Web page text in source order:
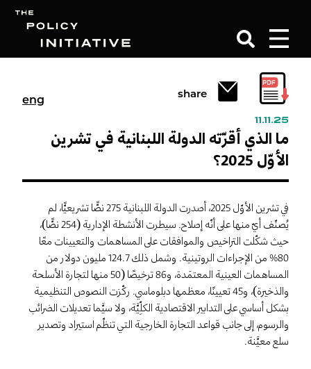
eng
share
11.11.25
ما الذي أقرّته الدولة اللبنانية في تشرين
الأوّل 2025؟
في تشرين الأوّل 2025، أصدرت الدولة اللبنانية 275 نصًّا تشريعيًّا، لم
يُصنّف أيّ منها على أنّه إصلاح. سيطرت الأنشطة الإدارية (254 نصًّا)،
حيث شكّلت التراخيص والموافقات على المساهمات والتعيينات معًا
80% من الإجراءات الروتينية. وشمل ذلك 124.7 مليون دولار من
المساهمات العينية المعتمَدة، و86 ترخيصًا (50 منها لتجارة الأسلحة
والذخيرة)، و45 تعيينًا، معظمها دبلوماسي. ركّزت النصوص التنظيمية
بشكل أساسي على التدابير الاقتصادية الكلِّيَّة، ولا سيَّما تعديلات الضرائب
والرسوم، إلى جانب قواعد التجارة الخارجية التي تنظّم استيراد وتصدير
سلع معيَّنة.
Search